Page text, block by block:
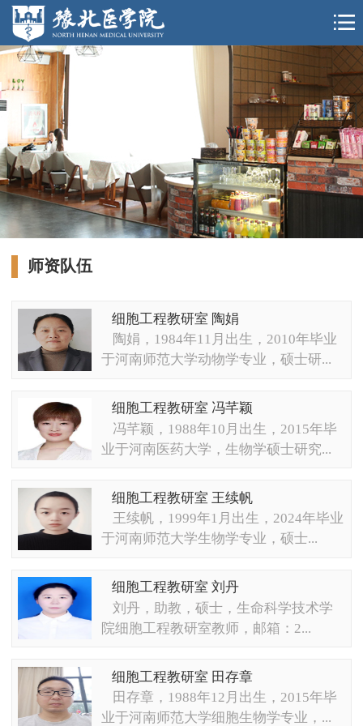
师资队伍
细胞工程教研室 陶娟
陶娟，1984年11月出生，2010年毕业
于河南师范大学动物学专业，硕士研...
细胞工程教研室 冯芊颖
冯芊颖，1988年10月出生，2015年毕
业于河南医药大学，生物学硕士研究...
细胞工程教研室 王续帆
王续帆，1999年1月出生，2024年毕业
于河南师范大学生物学专业，硕士...
细胞工程教研室 刘丹
刘丹，助教，硕士，生命科学技术学
院细胞工程教研室教师，邮箱：2...
细胞工程教研室 田存章
田存章，1988年12月出生，2015年毕
业于河南师范大学细胞生物学专业，...